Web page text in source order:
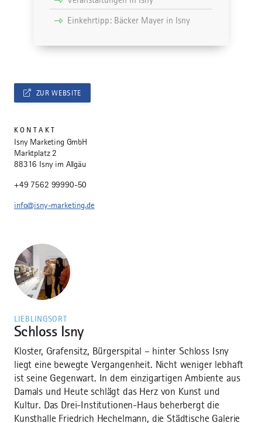
Einkehrtipp: Bäcker Mayer in Isny
LIEBLINGSORT
Schloss Isny
Kloster, Grafensitz, Bürgerspital – hinter Schloss Isny
liegt eine bewegte Vergangenheit. Nicht weniger lebhaft
ist seine Gegenwart. In dem einzigartigen Ambiente aus
Damals und Heute schlägt das Herz von Kunst und
Kultur. Das Drei-Institutionen-Haus beherbergt die
Kunsthalle Friedrich Hechelmann, die Städtische Galerie
ZUR WEBSITE
KONTAKT
Isny Marketing GmbH
Marktplatz 2
88316 Isny im Allgäu
+49 7562 99990-50
info@isny-marketing.de